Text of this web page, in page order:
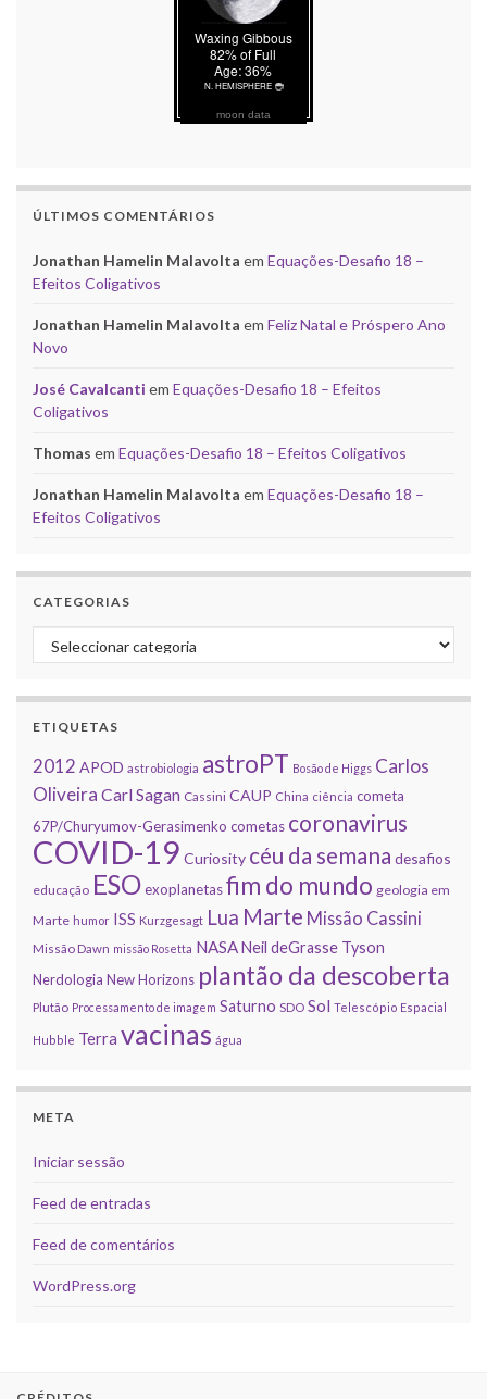
moon data
ÚLTIMOS COMENTÁRIOS
Jonathan Hamelin Malavolta em Equações-Desafio 18 –
Efeitos Coligativos
Jonathan Hamelin Malavolta em Feliz Natal e Próspero Ano
Novo
José Cavalcanti em Equações-Desafio 18 – Efeitos
Coligativos
Thomas em Equações-Desafio 18 – Efeitos Coligativos
Jonathan Hamelin Malavolta em Equações-Desafio 18 –
Efeitos Coligativos
CATEGORIAS
Categorias
ETIQUETAS
2012 APOD astrobiologia astroPT Bosão de Higgs Carlos
Oliveira Carl Sagan Cassini CAUP China ciência cometa
67P/Churyumov-Gerasimenko cometas coronavirus
COVID-19 Curiosity céu da semana desafios
educação ESOexoplanetasfim do mundo geologia em
Marte humor ISS Kurzgesagt Lua Marte Missão Cassini
Missão Dawn missão Rosetta NASANeil deGrasse Tyson
Nerdologia New Horizons plantão da descoberta
Plutão Processamento de imagem Saturno SDO Sol Telescópio Espacial
Hubble Terra vacinas água
META
Iniciar sessão
Feed de entradas
Feed de comentários
WordPress.org